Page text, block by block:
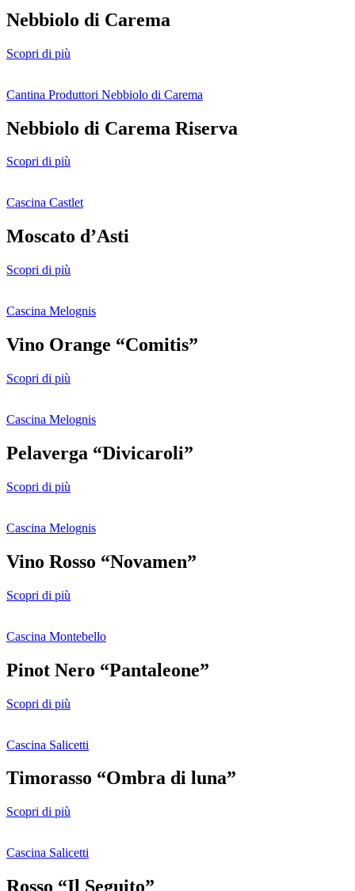
Nebbiolo di Carema
Scopri di più
Cantina Produttori Nebbiolo di Carema
Nebbiolo di Carema Riserva
Scopri di più
Cascina Castlet
Moscato d’Asti
Scopri di più
Cascina Melognis
Vino Orange “Comitis”
Scopri di più
Cascina Melognis
Pelaverga “Divicaroli”
Scopri di più
Cascina Melognis
Vino Rosso “Novamen”
Scopri di più
Cascina Montebello
Pinot Nero “Pantaleone”
Scopri di più
Cascina Salicetti
Timorasso “Ombra di luna”
Scopri di più
Cascina Salicetti
Rosso “Il Seguito”